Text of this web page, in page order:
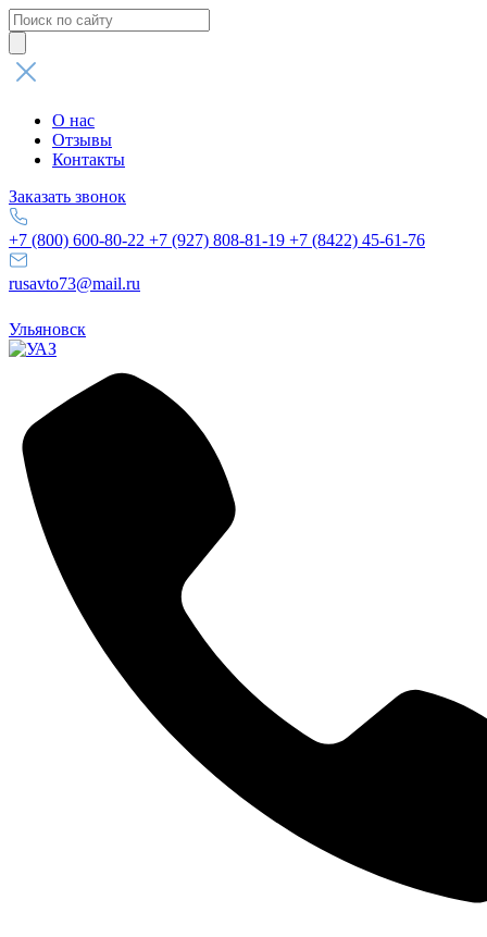
Поиск
товаров
О нас
Отзывы
Контакты
Заказать звонок
+7 (800) 600-80-22 +7 (927) 808-81-19 +7 (8422) 45-61-76
rusavto73@mail.ru
Ульяновск